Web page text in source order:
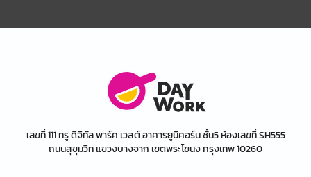
เลขที่ 111 ทรู ดิจิทัล พาร์ค เวสต์ อาคารยูนิคอร์น ชั้น5 ห้องเลขที่ SH555
ถนนสุขุมวิท แขวงบางจาก เขตพระโขนง กรุงเทพ 10260